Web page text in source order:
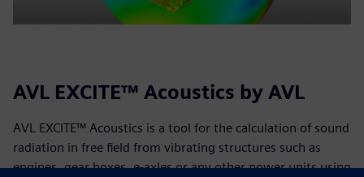
AVL EXCITE™ Acoustics by AVL
AVL EXCITE™ Acoustics is a tool for the calculation of sound
radiation in free field from vibrating structures such as
engines, gear boxes, e-axles or any other power units using